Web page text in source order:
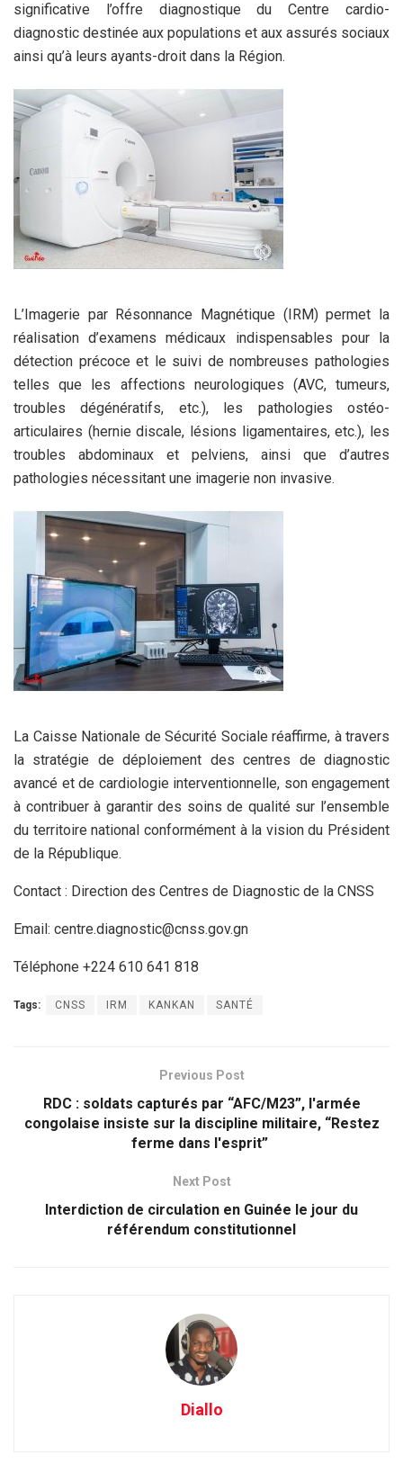
significative l’offre diagnostique du Centre cardio-
diagnostic destinée aux populations et aux assurés sociaux
ainsi qu’à leurs ayants-droit dans la Région.
L’Imagerie par Résonnance Magnétique (IRM) permet la
réalisation d’examens médicaux indispensables pour la
détection précoce et le suivi de nombreuses pathologies
telles que les affections neurologiques (AVC, tumeurs,
troubles dégénératifs, etc.), les pathologies ostéo-
articulaires (hernie discale, lésions ligamentaires, etc.), les
troubles abdominaux et pelviens, ainsi que d’autres
pathologies nécessitant une imagerie non invasive.
La Caisse Nationale de Sécurité Sociale réaffirme, à travers
la stratégie de déploiement des centres de diagnostic
avancé et de cardiologie interventionnelle, son engagement
à contribuer à garantir des soins de qualité sur l’ensemble
du territoire national conformément à la vision du Président
de la République.
Contact : Direction des Centres de Diagnostic de la CNSS
Email: centre.diagnostic@cnss.gov.gn
Téléphone +224 610 641 818
Tags: CNSS IRM KANKAN SANTÉ
Previous Post
RDC : soldats capturés par “AFC/M23”, l'armée
congolaise insiste sur la discipline militaire, “Restez
ferme dans l'esprit”
Next Post
Interdiction de circulation en Guinée le jour du
référendum constitutionnel
Diallo